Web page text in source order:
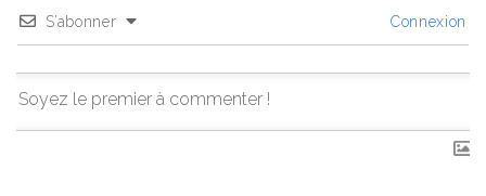
S’abonner Connexion